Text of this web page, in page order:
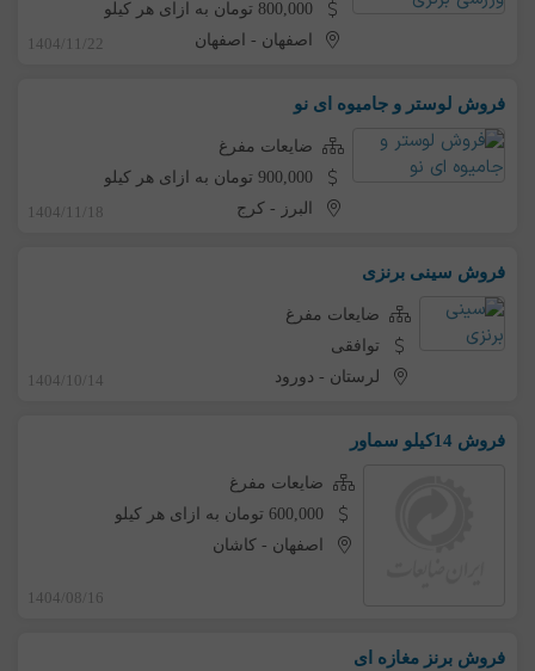
800,000 تومان به ازای هر کیلو
اصفهان - اصفهان 1404/11/22
فروش لوستر و جامیوه ای نو
ضایعات مفرغ
900,000 تومان به ازای هر کیلو
البرز - کرج 1404/11/18
فروش سینی برنزی
ضایعات مفرغ
توافقی
لرستان - دورود 1404/10/14
فروش 14کیلو سماور
ضایعات مفرغ
600,000 تومان به ازای هر کیلو
اصفهان - کاشان
1404/08/16
فروش برنز مغازه ای